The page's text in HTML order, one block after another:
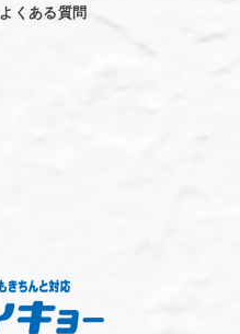
よくある質問